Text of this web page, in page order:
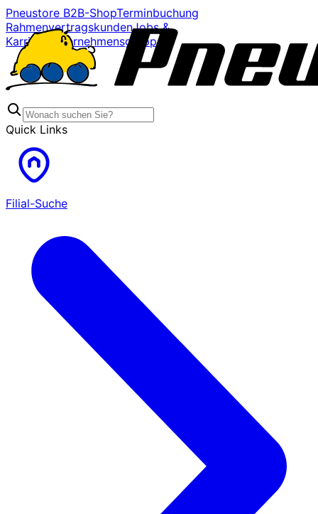
Pneustore B2B-ShopTerminbuchung
RahmenvertragskundenJobs &
Karriere
Unternehmensgruppe
Quick Links
Filial-Suche